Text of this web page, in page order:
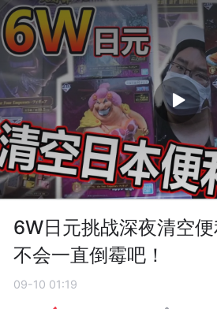
6W日元挑战深夜清空
不会一直倒霉吧！
09-10 01:19